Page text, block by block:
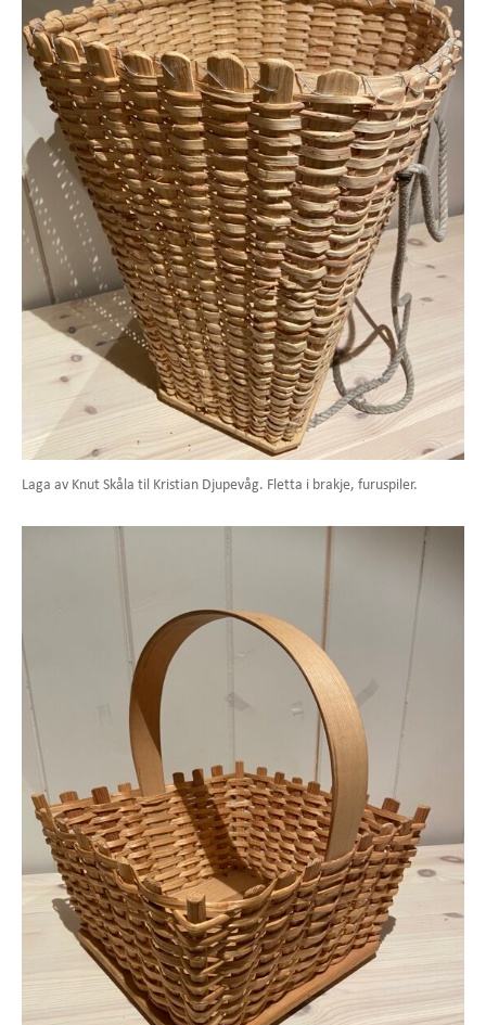
Laga av Knut Skåla til Kristian Djupevåg. Fletta i brakje, furuspiler.